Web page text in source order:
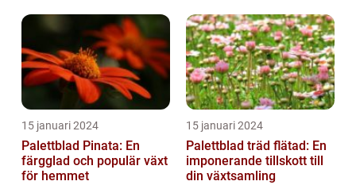
15 januari 2024
Palettblad Pinata: En
färgglad och populär växt
för hemmet
15 januari 2024
Palettblad träd flätad: En
imponerande tillskott till
din växtsamling